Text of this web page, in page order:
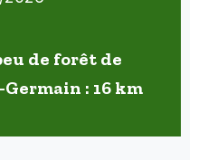
de forêt de
: 16 km